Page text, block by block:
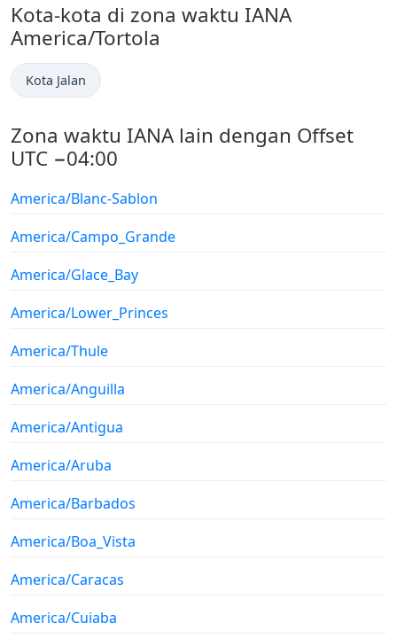
Kota-kota di zona waktu IANA
America/Tortola
Kota Jalan
Zona waktu IANA lain dengan Offset
UTC −04:00
America/Blanc-Sablon
America/Campo_Grande
America/Glace_Bay
America/Lower_Princes
America/Thule
America/Anguilla
America/Antigua
America/Aruba
America/Barbados
America/Boa_Vista
America/Caracas
America/Cuiaba